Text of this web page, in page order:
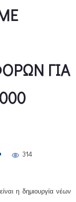
ΓΙΑ
314
η δημιουργία νέων